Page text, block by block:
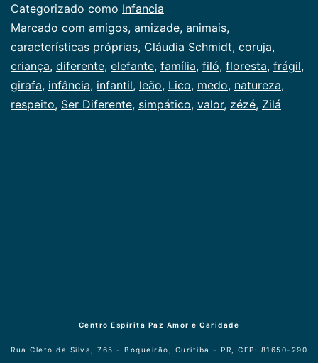
Categorizado como Infancia
Marcado com amigos, amizade, animais,
características próprias, Cláudia Schmidt, coruja,
criança, diferente, elefante, família, filó, floresta, frágil,
girafa, infância, infantil, leão, Lico, medo, natureza,
respeito, Ser Diferente, simpático, valor, zézé, Zilá
Centro Espírita Paz Amor e Caridade
Rua Cleto da Silva, 765 - Boqueirão, Curitiba - PR, CEP: 81650-290